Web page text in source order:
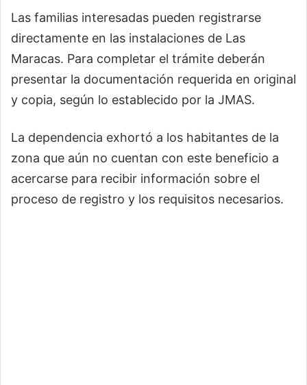
Las familias interesadas pueden registrarse
directamente en las instalaciones de Las
Maracas. Para completar el trámite deberán
presentar la documentación requerida en original
y copia, según lo establecido por la JMAS.
La dependencia exhortó a los habitantes de la
zona que aún no cuentan con este beneficio a
acercarse para recibir información sobre el
proceso de registro y los requisitos necesarios.